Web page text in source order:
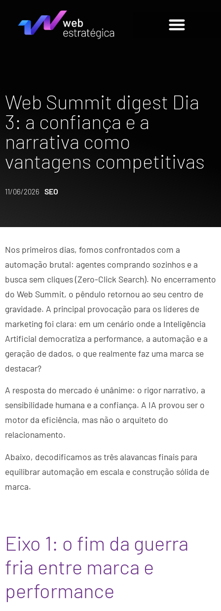
Web Summit digest Dia
3: a confiança e a
narrativa como
vantagens competitivas
11/06/2026 SEO
Nos primeiros dias, fomos confrontados com a
automação brutal: agentes comprando sozinhos e a
busca sem cliques (Zero-Click Search). No encerramento
do Web Summit, o pêndulo retornou ao seu centro de
gravidade. A principal provocação para os líderes de
marketing foi clara: em um cenário onde a Inteligência
Artificial democratiza a performance, a automação e a
geração de dados, o que realmente faz uma marca se
destacar?
A resposta do mercado é unânime: o rigor narrativo, a
sensibilidade humana e a confiança. A IA provou ser o
motor da eficiência, mas não o arquiteto do
relacionamento.
Abaixo, decodificamos as três alavancas finais para
equilibrar automação em escala e construção sólida de
marca.
Eixo 1: o fim da guerra
fria entre marca e
performance